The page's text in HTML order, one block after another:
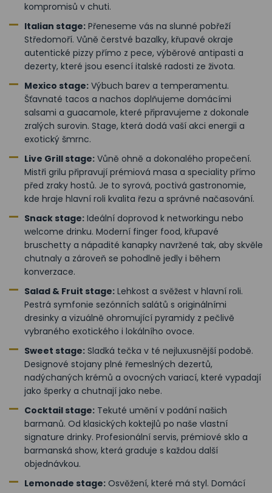
kompromisů v chuti.
Italian stage: Přeneseme vás na slunné pobřeží
Středomoří. Vůně čerstvé bazalky, křupavé okraje
autentické pizzy přímo z pece, výběrové antipasti a
dezerty, které jsou esencí italské radosti ze života.
Mexico stage: Výbuch barev a temperamentu.
Šťavnaté tacos a nachos doplňujeme domácími
salsami a guacamole, které připravujeme z dokonale
zralých surovin. Stage, která dodá vaší akci energii a
exotický šmrnc.
Live Grill stage: Vůně ohně a dokonalého propečení.
Mistři grilu připravují prémiová masa a speciality přímo
před zraky hostů. Je to syrová, poctivá gastronomie,
kde hraje hlavní roli kvalita řezu a správné načasování.
Snack stage: Ideální doprovod k networkingu nebo
welcome drinku. Moderní finger food, křupavé
bruschetty a nápadité kanapky navržené tak, aby skvěle
chutnaly a zároveň se pohodlně jedly i během
konverzace.
Salad & Fruit stage: Lehkost a svěžest v hlavní roli.
Pestrá symfonie sezónních salátů s originálními
dresinky a vizuálně ohromující pyramidy z pečlivě
vybraného exotického i lokálního ovoce.
Sweet stage: Sladká tečka v té nejluxusnější podobě.
Designové stojany plné řemeslných dezertů,
nadýchaných krémů a ovocných variací, které vypadají
jako šperky a chutnají jako nebe.
Cocktail stage: Tekuté umění v podání našich
barmanů. Od klasických koktejlů po naše vlastní
signature drinky. Profesionální servis, prémiové sklo a
barmanská show, která graduje s každou další
objednávkou.
Lemonade stage: Osvěžení, které má styl. Domácí